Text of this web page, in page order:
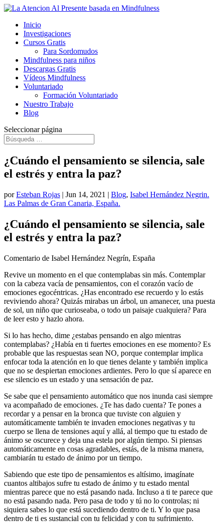
Inicio
Investigaciones
Cursos Gratis
Para Sordomudos
Mindfulness para niños
Descargas Gratis
Vídeos Mindfulness
Voluntariado
Formación Voluntariado
Nuestro Trabajo
Blog
Seleccionar página
​¿Cuándo el pensamiento se silencia, sale
el estrés y entra la paz?
porEsteban Rojas | Jun 14, 2021 | Blog, Isabel Hernández Negrin.
Las Palmas de Gran Canaria, España.
​¿Cuándo el pensamiento se silencia, sale
el estrés y entra la paz?
Comentario de Isabel Hernández Negrín, España
Revive un momento en el que contemplabas sin más. Contemplar
con la cabeza vacía de pensamientos, con el corazón vacío de
emociones egocéntricas. ¿Has encontrado ese recuerdo y lo estás
reviviendo ahora? Quizás mirabas un árbol, un amanecer, una puesta
de sol, un niño que curioseaba, o todo un paisaje cualquiera? Para
de leer esto y hazlo ahora.
Si lo has hecho, dime ¿estabas pensando en algo mientras
contemplabas? ¿Había en ti fuertes emociones en ese momento? Es
probable que las respuestas sean NO, porque contemplar implica
enfocar toda la atención en lo que tienes delante y también implica
que no se despiertan emociones ardientes. Pero lo que sí aparece en
ese silencio es un estado y una sensación de paz.
Se sabe que el pensamiento automático que nos inunda casi siempre
va acompañado de emociones. ¿Te has dado cuenta? Te pones a
recordar y a pensar en la bronca que tuviste con alguien y
automáticamente también te invaden emociones negativas y tu
cuerpo se llena de tensiones aquí y allá, al tiempo que tu estado de
ánimo se oscurece y deja una estela por algún tiempo. Si piensas
automáticamente en cosas agradables, estás, de la misma manera,
cambiarán tu estado de ánimo por un tiempo.
Sabiendo que este tipo de pensamientos es altísimo, imagínate
cuantos altibajos sufre tu estado de ánimo y tu estado mental
mientras parece que no está pasando nada. Incluso a ti te parece que
no está pasando nada. Pero pasa de todo y tú no lo controlas; ni
siquiera sabes lo que está sucediendo dentro de ti. Y lo que pasa
dentro de ti es sustancial con tu felicidad y con tu sufrimiento.